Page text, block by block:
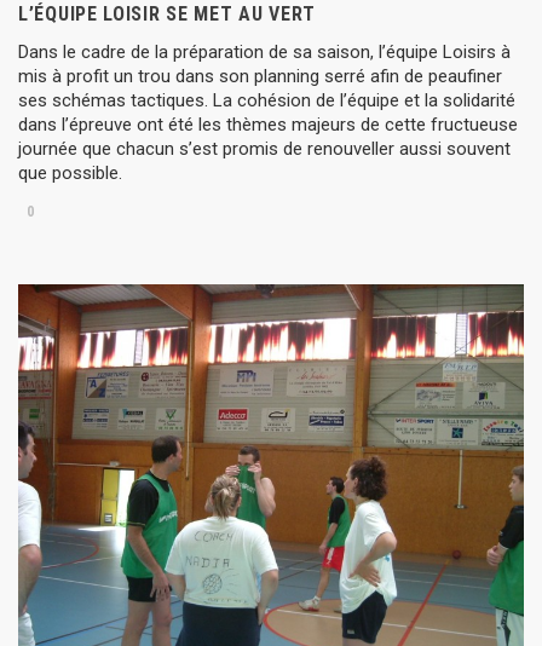
L’ÉQUIPE LOISIR SE MET AU VERT
Dans le cadre de la préparation de sa saison, l’équipe Loisirs à
mis à profit un trou dans son planning serré afin de peaufiner
ses schémas tactiques. La cohésion de l’équipe et la solidarité
dans l’épreuve ont été les thèmes majeurs de cette fructueuse
journée que chacun s’est promis de renouveller aussi souvent
que possible.
0